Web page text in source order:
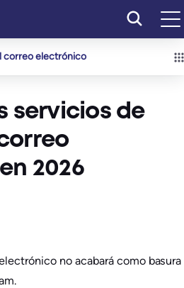
correo electrónico
servicios de
2026
no acabará como basura